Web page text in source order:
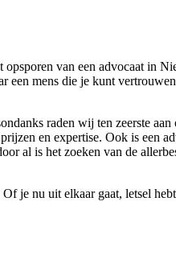
van een advocaat in
een mens die je kunt
raden wij ten zeerste aan
en expertise. Ook is een
al is het zoeken van de
je nu uit elkaar gaat, letsel